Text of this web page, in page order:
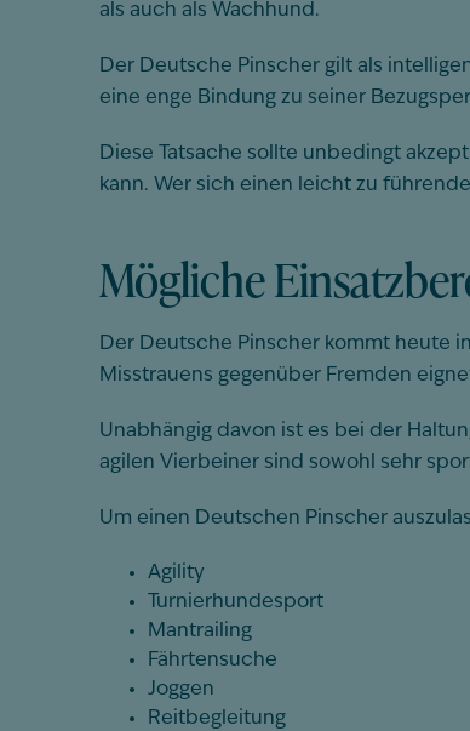
als auch als Wachhund.
Der Deutsche Pinscher gilt als
eine enge Bindung zu seiner
Diese Tatsache sollte unbedingt
kann. Wer sich einen leicht zu
Mögliche
Der Deutsche Pinscher kommt heute
Misstrauens gegenüber Fremden
Unabhängig davon ist es bei der
agilen Vierbeiner sind sowohl sehr
Um einen Deutschen Pinscher
Agility
Turnierhundesport
Mantrailing
Fährtensuche
Joggen
Reitbegleitung